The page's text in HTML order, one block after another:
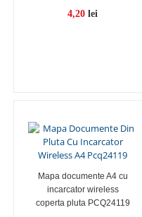
4,20lei
Mapa documente A4 cu
incarcator wireless
coperta pluta PCQ24119